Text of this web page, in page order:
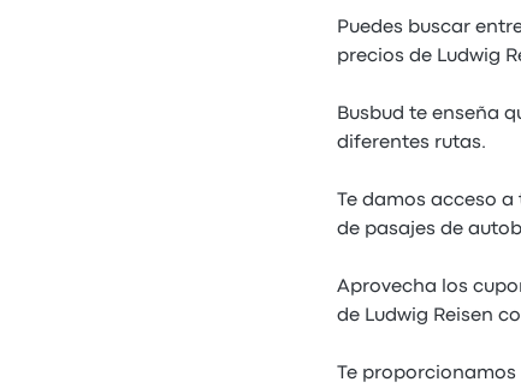
Puedes buscar
precios de Ludwig
Busbud te enseña
diferentes rutas.
Te damos acceso
de pasajes de
Aprovecha los
de Ludwig Reisen
Te